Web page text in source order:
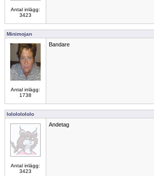
Antal inlägg:
3423
Minimojan
Antal inlägg:
1738
Bandare
lolololololo
Antal inlägg:
3423
Andetag